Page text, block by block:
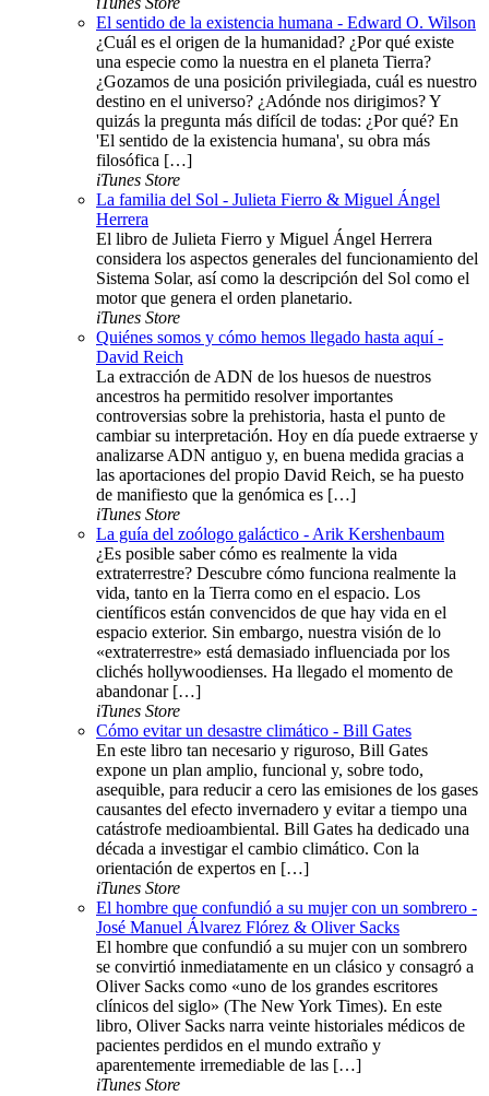
El sentido de la existencia humana - Edward O. Wilson
¿Cuál es el origen de la humanidad? ¿Por qué existe
una especie como la nuestra en el planeta Tierra?
¿Gozamos de una posición privilegiada, cuál es nuestro
destino en el universo? ¿Adónde nos dirigimos? Y
quizás la pregunta más difícil de todas: ¿Por qué? En
'El sentido de la existencia humana', su obra más
filosófica […]
iTunes Store
La familia del Sol - Julieta Fierro & Miguel Ángel
Herrera
El libro de Julieta Fierro y Miguel Ángel Herrera
considera los aspectos generales del funcionamiento del
Sistema Solar, así como la descripción del Sol como el
motor que genera el orden planetario.
iTunes Store
Quiénes somos y cómo hemos llegado hasta aquí -
David Reich
La extracción de ADN de los huesos de nuestros
ancestros ha permitido resolver importantes
controversias sobre la prehistoria, hasta el punto de
cambiar su interpretación. Hoy en día puede extraerse y
analizarse ADN antiguo y, en buena medida gracias a
las aportaciones del propio David Reich, se ha puesto
de manifiesto que la genómica es […]
iTunes Store
La guía del zoólogo galáctico - Arik Kershenbaum
¿Es posible saber cómo es realmente la vida
extraterrestre? Descubre cómo funciona realmente la
vida, tanto en la Tierra como en el espacio. Los
científicos están convencidos de que hay vida en el
espacio exterior. Sin embargo, nuestra visión de lo
«extraterrestre» está demasiado influenciada por los
clichés hollywoodienses. Ha llegado el momento de
abandonar […]
iTunes Store
Cómo evitar un desastre climático - Bill Gates
En este libro tan necesario y riguroso, Bill Gates
expone un plan amplio, funcional y, sobre todo,
asequible, para reducir a cero las emisiones de los gases
causantes del efecto invernadero y evitar a tiempo una
catástrofe medioambiental. Bill Gates ha dedicado una
década a investigar el cambio climático. Con la
orientación de expertos en […]
iTunes Store
El hombre que confundió a su mujer con un sombrero -
José Manuel Álvarez Flórez & Oliver Sacks
El hombre que confundió a su mujer con un sombrero
se convirtió inmediatamente en un clásico y consagró a
Oliver Sacks como «uno de los grandes escritores
clínicos del siglo» (The New York Times). En este
libro, Oliver Sacks narra veinte historiales médicos de
pacientes perdidos en el mundo extraño y
aparentemente irremediable de las […]
iTunes Store